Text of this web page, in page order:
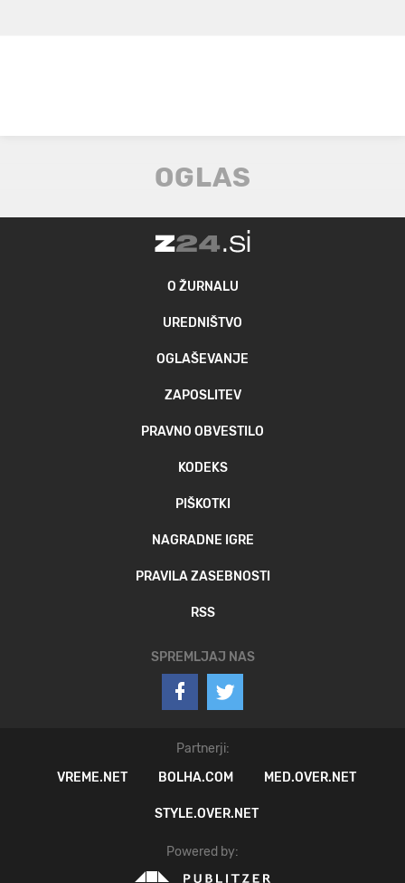
O ŽURNALU
UREDNIŠTVO
OGLAŠEVANJE
ZAPOSLITEV
PRAVNO OBVESTILO
KODEKS
PIŠKOTKI
NAGRADNE IGRE
PRAVILA ZASEBNOSTI
RSS
SPREMLJAJ NAS
Partnerji:
VREME.NET
BOLHA.COM MED.OVER.NET
STYLE.OVER.NET
Powered by: